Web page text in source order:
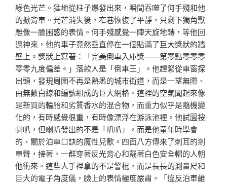
綠色光芒。猛地從柱子爆發出來，瞬間吞噬了何手殘和他
的掀背車。光芒消失後，窄巷恢復了平靜，只剩下獨角獸
雕像一臉困惑的表情。何手殘感覺一陣天旋地轉，等他回
過神來，他的車子竟然垂直停在一個貼滿了巨大獎狀的牆
壁上。獎狀上寫著：「完美倒車入庫獎——第零點零零零
零零九度偏差。」落款人是「倒車王」。他趕緊從車窗探
出頭，發現周圍不再是熟悉的城市街道，而是一望無際、
由無數白線和編號組成的巨大網格。這裡的空氣聞起來像
是新買的輪胎和劣質香水的混合物，而重力似乎是隨機變
化的，有時感覺很重，有時像漂浮在游泳池裡。他試圖按
喇叭，但喇叭發出的不是「叭叭」，而是他童年時學會
的、關於泊車口訣的魔性兒歌。四面八方傳來了刺耳的剎
車聲，接著，一群穿著反光背心和戴著白色安全帽的人朝
他衝來。這些人手裡拿的不是警棍，而是長長的測量尺和
巨大的電子角度儀，臉上的表情極度嚴肅。「違反泊車維